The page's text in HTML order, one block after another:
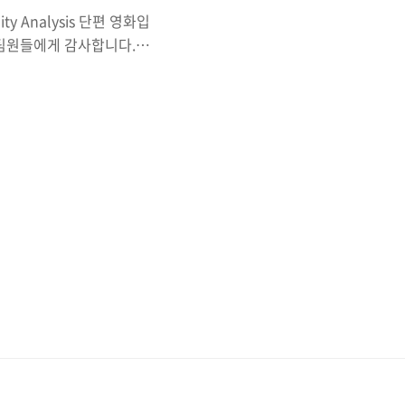
Analysis 단편 영화입
들에게 감사합니다.그
공모전 최우수상을 수